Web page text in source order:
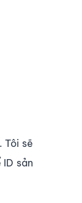
Tôi sẽ
sản